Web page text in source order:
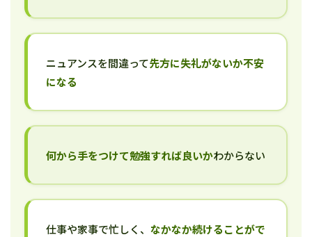
ニュアンスを間違って先方に失礼がないか不安
になる
何から手をつけて勉強すれば良いかわからない
仕事や家事で忙しく、 なかなか続けることがで